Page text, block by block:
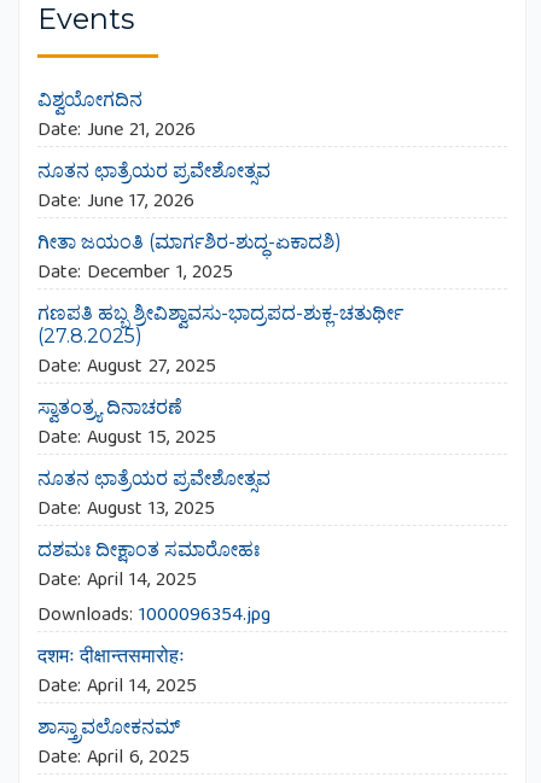
Events
ವಿಶ್ವಯೋಗದಿನ
Date: June 21, 2026
ನೂತನ ಛಾತ್ರೆಯರ ಪ್ರವೇಶೋತ್ಸವ
Date: June 17, 2026
ಗೀತಾ ಜಯಂತಿ (ಮಾರ್ಗಶಿರ-ಶುದ್ಧ-ಏಕಾದಶಿ)
Date: December 1, 2025
ಗಣಪತಿ ಹಬ್ಬ ಶ್ರೀವಿಶ್ವಾವಸು-ಭಾದ್ರಪದ-ಶುಕ್ಲ-ಚತುರ್ಥೀ
(27.8.2025)
Date: August 27, 2025
ಸ್ವಾತಂತ್ರ್ಯ ದಿನಾಚರಣೆ
Date: August 15, 2025
ನೂತನ ಛಾತ್ರೆಯರ ಪ್ರವೇಶೋತ್ಸವ
Date: August 13, 2025
ದಶಮಃ ದೀಕ್ಷಾಂತ ಸಮಾರೋಹಃ
Date: April 14, 2025
Downloads: 1000096354.jpg
दशमः दीक्षान्तसमारोहः
Date: April 14, 2025
ಶಾಸ್ತ್ರಾವಲೋಕನಮ್
Date: April 6, 2025